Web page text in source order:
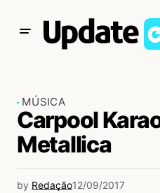
MÚSICA
Carpool
Metallica
by Redação12/09/2017